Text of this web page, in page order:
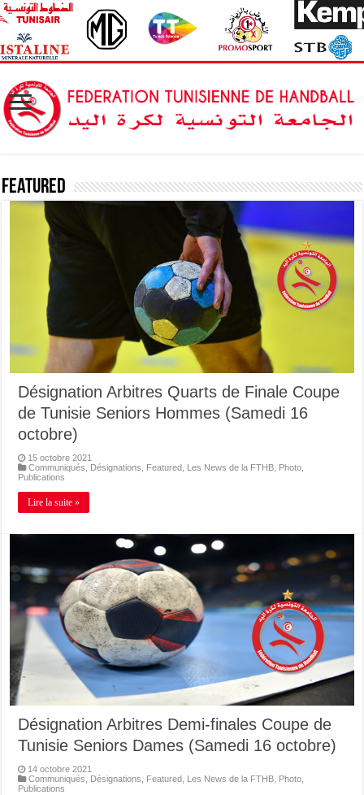
Featured
Désignation Arbitres Quarts de Finale Coupe
de Tunisie Seniors Hommes (Samedi 16
octobre)
15 octobre 2021
Communiqués
Désignations Featured Les News de la FTHB Photo
Publications
Lire la suite »
Désignation Arbitres Demi-finales Coupe de
Tunisie Seniors Dames (Samedi 16 octobre)
14 octobre 2021
Communiqués
Désignations Featured Les News de la FTHB Photo
Publications